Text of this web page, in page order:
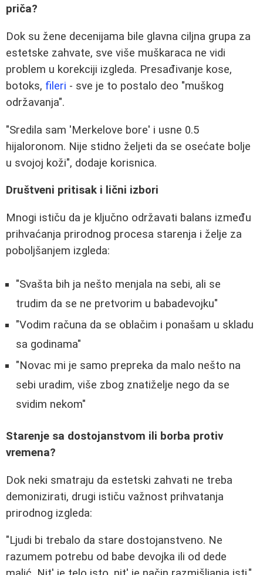
priča?
Dok su žene decenijama bile glavna ciljna grupa za
estetske zahvate, sve više muškaraca ne vidi
problem u korekciji izgleda. Presađivanje kose,
botoks, fileri - sve je to postalo deo "muškog
održavanja".
"Sredila sam 'Merkelove bore' i usne 0.5
hijaloronom. Nije stidno željeti da se osećate bolje
u svojoj koži", dodaje korisnica.
Društveni pritisak i lični izbori
Mnogi ističu da je ključno održavati balans između
prihvaćanja prirodnog procesa starenja i želje za
poboljšanjem izgleda:
"Svašta bih ja nešto menjala na sebi, ali se
trudim da se ne pretvorim u babadevojku"
"Vodim računa da se oblačim i ponašam u skladu
sa godinama"
"Novac mi je samo prepreka da malo nešto na
sebi uradim, više zbog znatiželje nego da se
svidim nekom"
Starenje sa dostojanstvom ili borba protiv
vremena?
Dok neki smatraju da estetski zahvati ne treba
demonizirati, drugi ističu važnost prihvatanja
prirodnog izgleda:
"Ljudi bi trebalo da stare dostojanstveno. Ne
razumem potrebu od babe devojka ili od dede